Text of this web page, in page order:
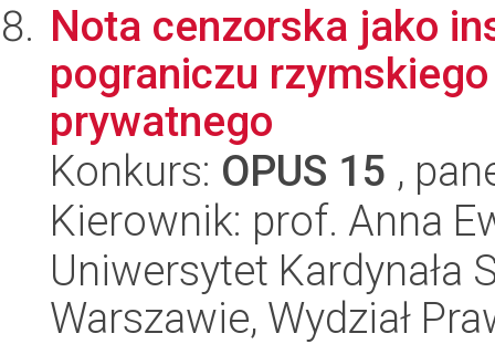
Nota cenzorska jako
pograniczu
prywatnego
Konkurs: OPUS 15 ,
Kierownik: prof. Anna
Uniwersytet Kardynała
Warszawie, Wydział